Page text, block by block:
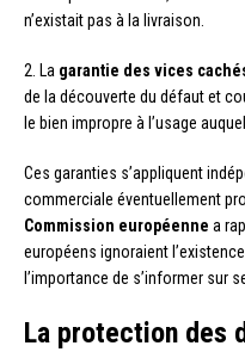
n’existait pas à la livraison.
2. La garantie des vices
de la découverte du défaut et
le bien impropre à l’usage
Ces garanties s’appliquent
commerciale éventuellement
Commission européenne a
européens ignoraient
l’importance de s’informer sur
La protection des